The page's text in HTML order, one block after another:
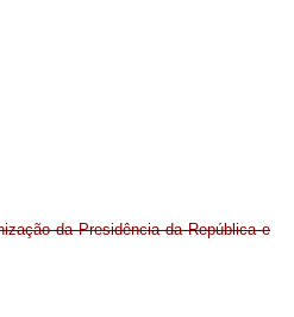
da Presidência da República e